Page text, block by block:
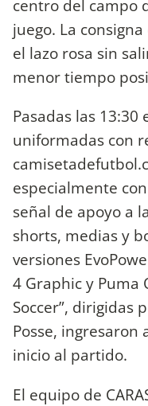
centro del campo
juego. La
el lazo rosa sin
menor tiempo
Pasadas las
uniformadas con
especialmente
señal de apoyo a
shorts, medias y
versiones
4 Graphic y Puma
Soccer”, dirigidas
Posse,
inicio al partido.
El equipo de